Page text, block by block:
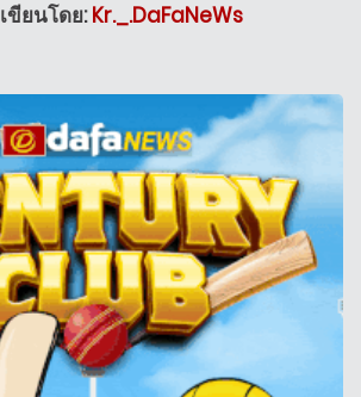
เขียนโดย:Kr._.DaFaNeWs